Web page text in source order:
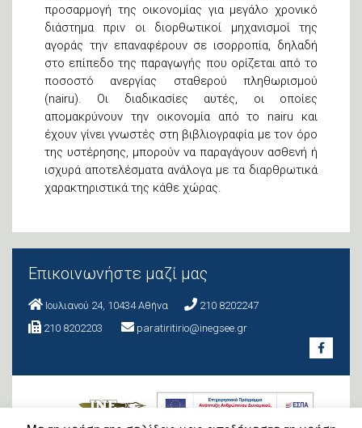
προσαρμογή της οικονομίας για μεγάλο χρονικό
διάστημα πριν οι διορθωτικοί μηχανισμοί της
αγοράς την επαναφέρουν σε ισορροπία, δηλαδή
στο επίπεδο της παραγωγής που ορίζεται από το
ποσοστό ανεργίας σταθερού πληθωρισμού
(nairu). Οι διαδικασίες αυτές, οι οποίες
απομακρύνουν την οικονομία από το nairu και
έχουν γίνει γνωστές στη βιβλιογραφία με τον όρο
της υστέρησης, μπορούν να παραγάγουν ασθενή ή
ισχυρά αποτελέσματα ανάλογα με τα διαρθρωτικά
χαρακτηριστικά της κάθε χώρας.
Επικοινωνήστε μαζί μας
Ιουλιανού 24, 10434 Aθήνα
210 8202247
210 8202203
paratiritirio@inegsee.gr